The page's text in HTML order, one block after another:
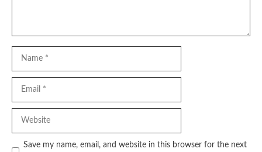
Save my name, email, and website in this browser for the next